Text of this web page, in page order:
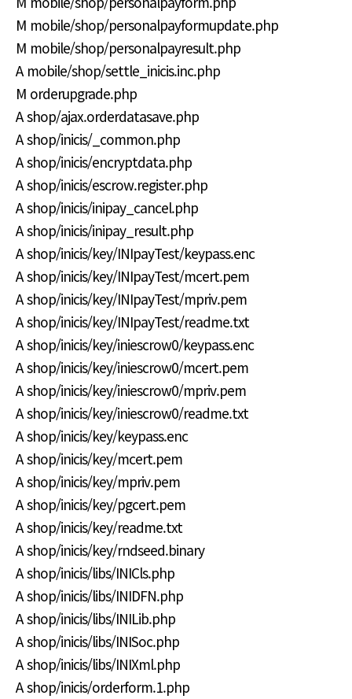
M mobile/shop/personalpayformupdate.php
M mobile/shop/personalpayresult.php
A mobile/shop/settle_inicis.inc.php
M orderupgrade.php
A shop/ajax.orderdatasave.php
A shop/inicis/_common.php
A shop/inicis/encryptdata.php
A shop/inicis/escrow.register.php
A shop/inicis/inipay_cancel.php
A shop/inicis/inipay_result.php
A shop/inicis/key/INIpayTest/keypass.enc
A shop/inicis/key/INIpayTest/mcert.pem
A shop/inicis/key/INIpayTest/mpriv.pem
A shop/inicis/key/INIpayTest/readme.txt
A shop/inicis/key/iniescrow0/keypass.enc
A shop/inicis/key/iniescrow0/mcert.pem
A shop/inicis/key/iniescrow0/mpriv.pem
A shop/inicis/key/iniescrow0/readme.txt
A shop/inicis/key/keypass.enc
A shop/inicis/key/mcert.pem
A shop/inicis/key/mpriv.pem
A shop/inicis/key/pgcert.pem
A shop/inicis/key/readme.txt
A shop/inicis/key/rndseed.binary
A shop/inicis/libs/INICls.php
A shop/inicis/libs/INIDFN.php
A shop/inicis/libs/INILib.php
A shop/inicis/libs/INISoc.php
A shop/inicis/libs/INIXml.php
A shop/inicis/orderform.1.php